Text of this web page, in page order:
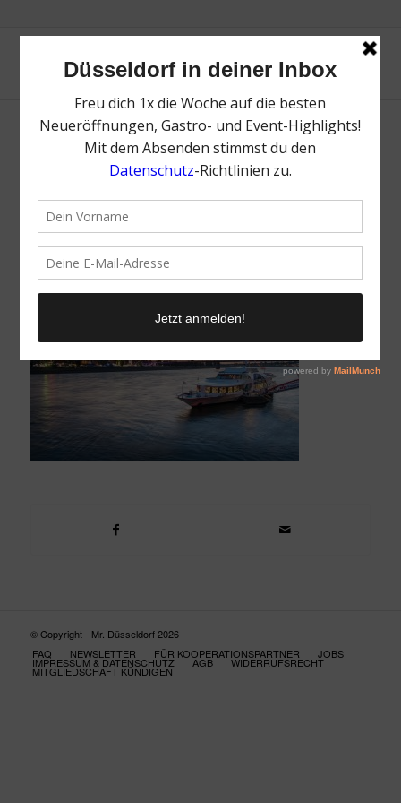
KD Eventschiffe Düsseldorf | Lieblingsladen
© Copyright - Mr. Düsseldorf 2026
FAQ
NEWSLETTER FÜR KOOPERATIONSPARTNER JOBS
IMPRESSUM & DATENSCHUTZ AGB WIDERRUFSRECHT
MITGLIEDSCHAFT KÜNDIGEN